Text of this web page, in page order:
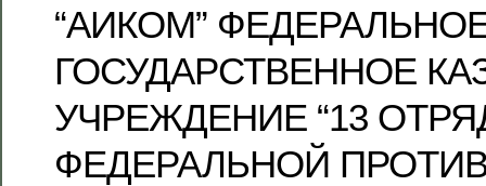
“АИКОМ”
ГОСУДАРСТВЕННОЕ
УЧРЕЖДЕНИЕ “13
ФЕДЕРАЛЬНОЙ